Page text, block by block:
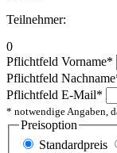
Teilnehmer:
0
Pflichtfeld Vorname*
Pflichtfeld Nachname
Pflichtfeld E-Mail*
* notwendige Angaben,
Preisoption
Standardpreis